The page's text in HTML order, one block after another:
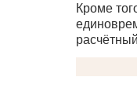
Кроме